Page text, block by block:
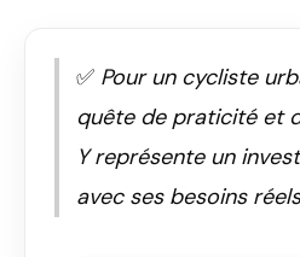
✅ Pour un cycliste
quête de praticité et
Y représente un
avec ses besoins